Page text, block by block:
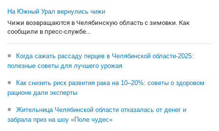
На Южный Урал вернулись чижи
Чижи возвращаются в Челябинскую область с зимовки. Как
сообщили в пресс-службе...
Когда сажать рассаду перцев в Челябинской области-2025:
полезные советы для лучшего урожая
Как снизить риск развития рака на 10–20%: советы о здоровом
рационе дали эксперты
Жительница Челябинской области отказалась от денег и
забрала приз на шоу «Поле чудес»